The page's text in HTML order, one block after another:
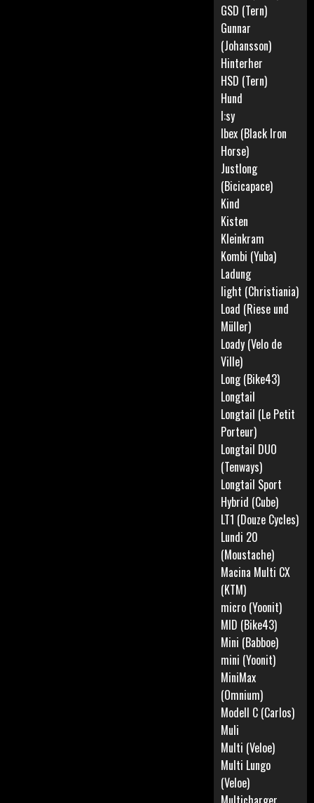
GSD (Tern)
Gunnar
(Johansson)
Hinterher
HSD (Tern)
Hund
I:sy
Ibex (Black Iron
Horse)
Justlong
(Bicicapace)
Kind
Kisten
Kleinkram
Kombi (Yuba)
Ladung
light (Christiania)
Load (Riese und
Müller)
Loady (Velo de
Ville)
Long (Bike43)
Longtail
Longtail (Le Petit
Porteur)
Longtail DUO
(Tenways)
Longtail Sport
Hybrid (Cube)
LT1 (Douze Cycles)
Lundi 20
(Moustache)
Macina Multi CX
(KTM)
micro (Yoonit)
MID (Bike43)
Mini (Babboe)
mini (Yoonit)
MiniMax
(Omnium)
Modell C (Carlos)
Muli
Multi (Veloe)
Multi Lungo
(Veloe)